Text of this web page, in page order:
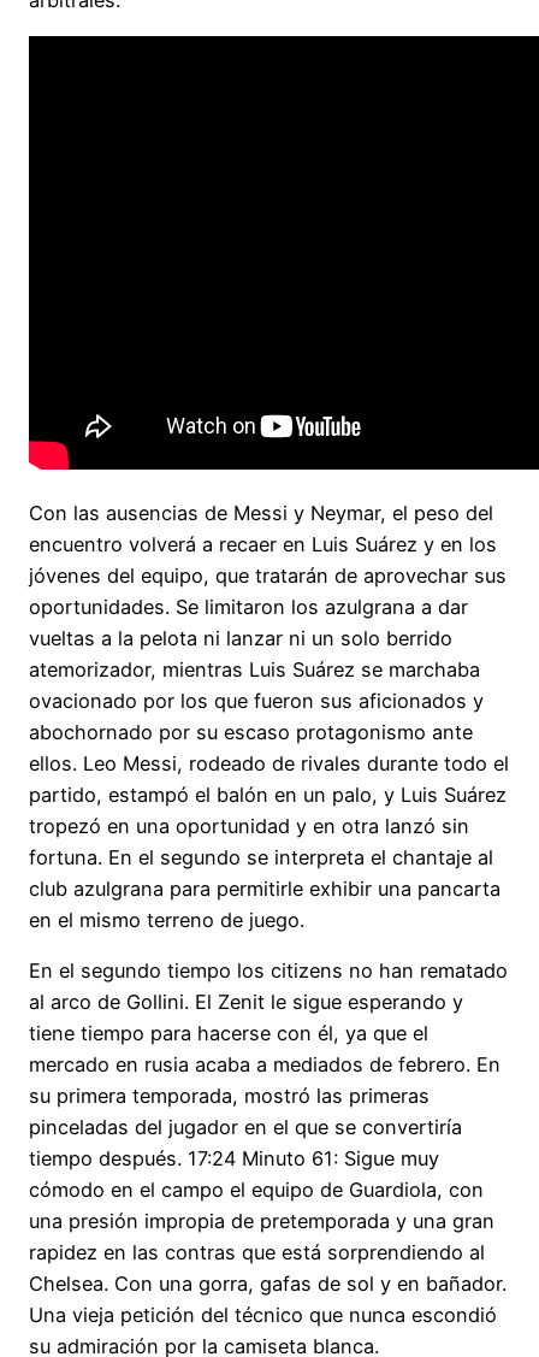
Con las ausencias de Messi y Neymar, el peso del
encuentro volverá a recaer en Luis Suárez y en los
jóvenes del equipo, que tratarán de aprovechar sus
oportunidades. Se limitaron los azulgrana a dar
vueltas a la pelota ni lanzar ni un solo berrido
atemorizador, mientras Luis Suárez se marchaba
ovacionado por los que fueron sus aficionados y
abochornado por su escaso protagonismo ante
ellos. Leo Messi, rodeado de rivales durante todo el
partido, estampó el balón en un palo, y Luis Suárez
tropezó en una oportunidad y en otra lanzó sin
fortuna. En el segundo se interpreta el chantaje al
club azulgrana para permitirle exhibir una pancarta
en el mismo terreno de juego.
En el segundo tiempo los citizens no han rematado
al arco de Gollini. El Zenit le sigue esperando y
tiene tiempo para hacerse con él, ya que el
mercado en rusia acaba a mediados de febrero. En
su primera temporada, mostró las primeras
pinceladas del jugador en el que se convertiría
tiempo después. 17:24 Minuto 61: Sigue muy
cómodo en el campo el equipo de Guardiola, con
una presión impropia de pretemporada y una gran
rapidez en las contras que está sorprendiendo al
Chelsea. Con una gorra, gafas de sol y en bañador.
Una vieja petición del técnico que nunca escondió
su admiración por la camiseta blanca.